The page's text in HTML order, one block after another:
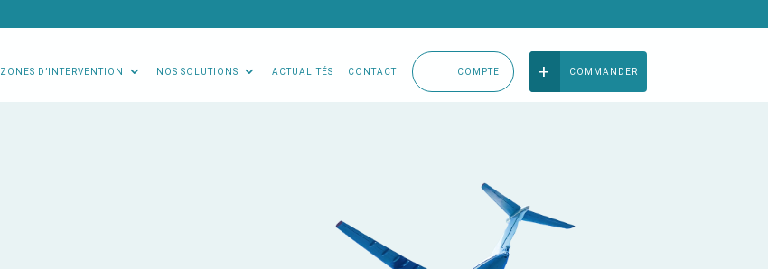
ZONES D’INTERVENTION NOS SOLUTIONS ACTUALITÉS CONTACT COMPTE COMMANDER